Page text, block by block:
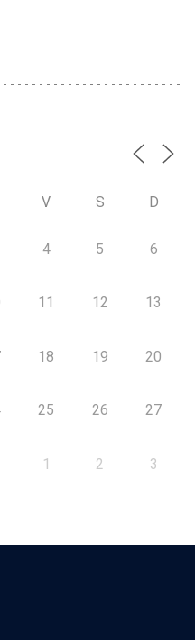
V S D
4 5 6
11 12 13
18 19 20
25 26 27
1 2 3